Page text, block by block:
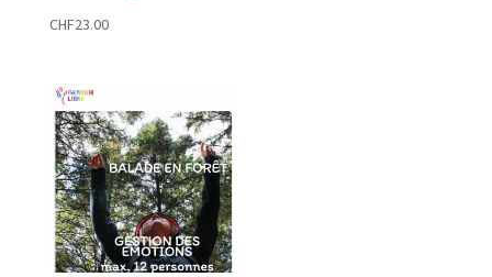
CHF23.00